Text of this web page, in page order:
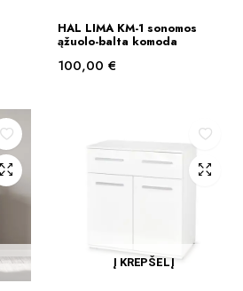
HAL LIMA KM-1 sonomos
ąžuolo-balta komoda
100,00 €
Į KREPŠELĮ